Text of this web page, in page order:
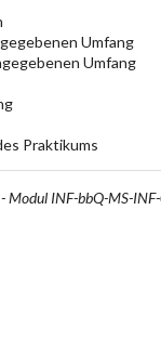
Umfang
Umfang
Praktikums
- Modul INF-bbQ-MS-